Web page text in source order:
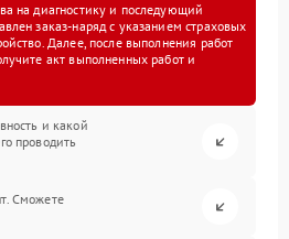
на диагностику и последующий
заказ-наряд с указанием страховых
Далее, после выполнения работ
акт выполненных работ и
и какой
проводить
Сможете